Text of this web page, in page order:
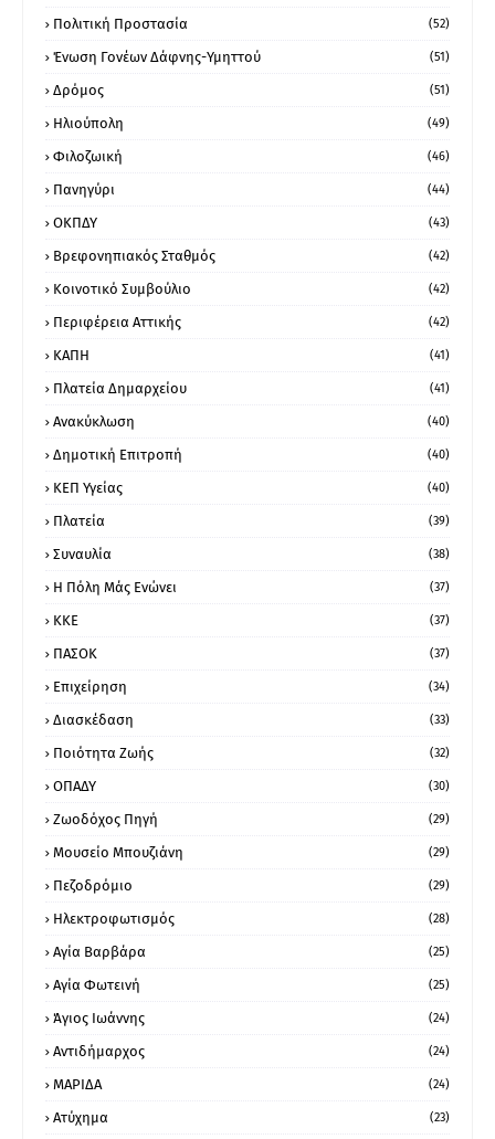
Πολιτική Προστασία (52)
Ένωση Γονέων Δάφνης-Υμηττού (51)
Δρόμος (51)
Ηλιούπολη (49)
Φιλοζωική (46)
Πανηγύρι (44)
ΟΚΠΔΥ (43)
Βρεφονηπιακός Σταθμός (42)
Κοινοτικό Συμβούλιο (42)
Περιφέρεια Αττικής (42)
ΚΑΠΗ (41)
Πλατεία Δημαρχείου (41)
Ανακύκλωση (40)
Δημοτική Επιτροπή (40)
ΚΕΠ Υγείας (40)
Πλατεία (39)
Συναυλία (38)
Η Πόλη Μάς Ενώνει (37)
ΚΚΕ (37)
ΠΑΣΟΚ (37)
Επιχείρηση (34)
Διασκέδαση (33)
Ποιότητα Ζωής (32)
ΟΠΑΔΥ (30)
Ζωοδόχος Πηγή (29)
Μουσείο Μπουζιάνη (29)
Πεζοδρόμιο (29)
Ηλεκτροφωτισμός (28)
Αγία Βαρβάρα (25)
Αγία Φωτεινή (25)
Άγιος Ιωάννης (24)
Αντιδήμαρχος (24)
ΜΑΡΙΔΑ (24)
Ατύχημα (23)